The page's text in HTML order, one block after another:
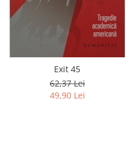
Exit 45
62,37 Lei
49,90 Lei